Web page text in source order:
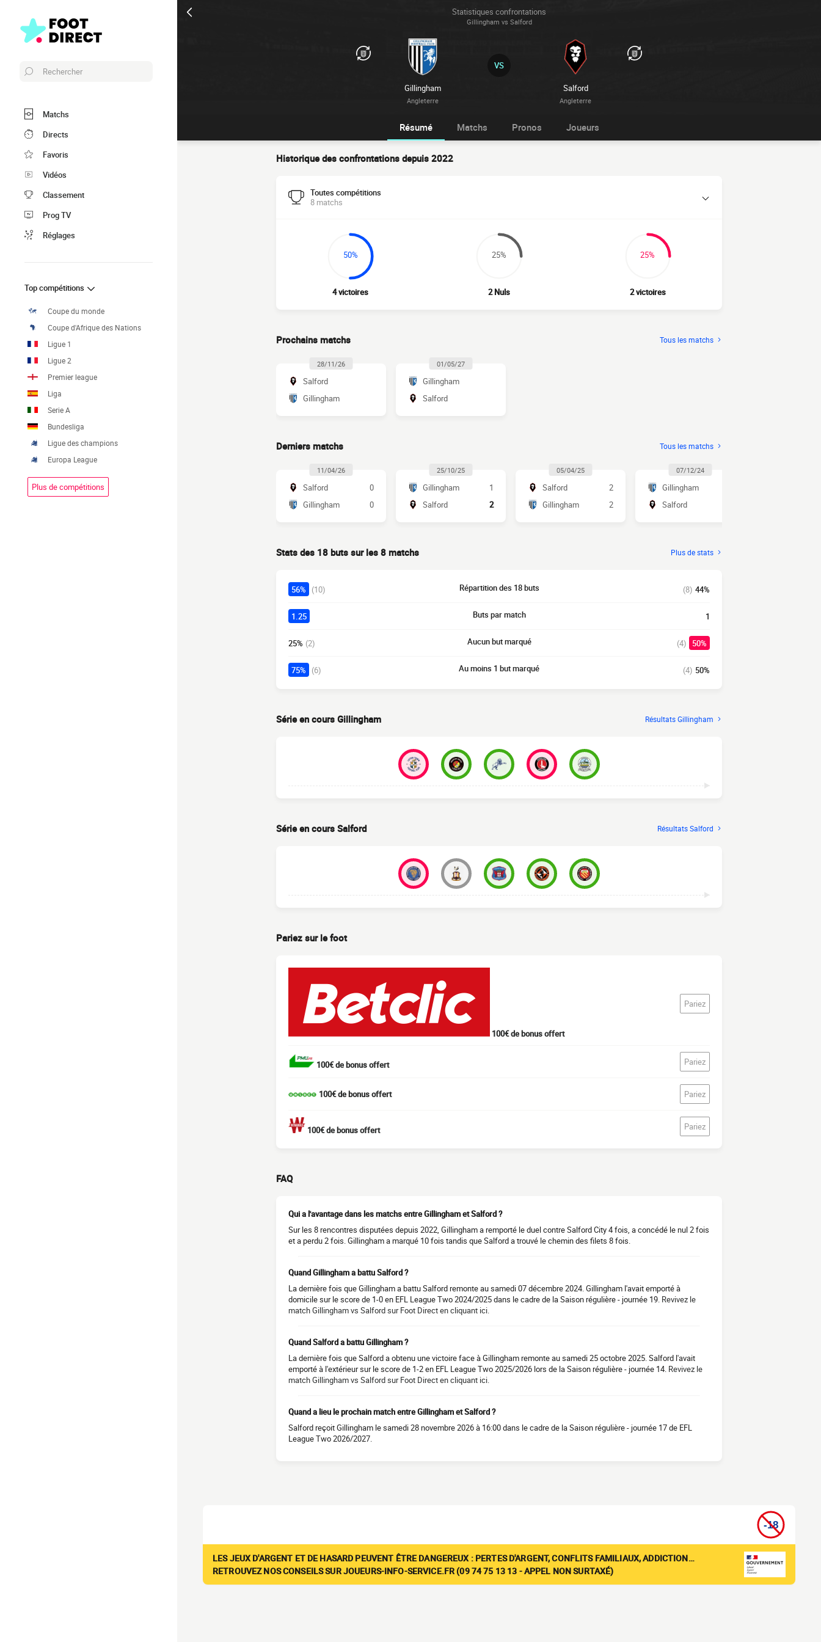
Statistiques confrontations
Gillingham vs Salford
Gillingham
Angleterre
Salford
Angleterre
VS
Rechercher
Matchs
Directs
Favoris
Vidéos
Classement
Prog TV
Réglages
Top compétitions
Coupe du monde
Coupe d'Afrique des Nations
Ligue 1
Ligue 2
Premier league
Liga
Serie A
Bundesliga
Ligue des champions
Europa League
Plus de compétitions
Résumé Matchs Pronos Joueurs
Historique des confrontations depuis 2022
Toutes compétitions
8 matchs
50%
4 victoires
25%
2 Nuls
25%
2 victoires
Prochains matchs Tous les matchs
28/11/26
Salford
Gillingham
01/05/27
Gillingham
Salford
Derniers matchs Tous les matchs
11/04/26
Salford
0
Gillingham
0
25/10/25
Gillingham
1
Salford
2
05/04/25
Salford
2
Gillingham
2
07/12/24
Gillingham
Salford
Stats des 18 buts sur les 8 matchs Plus de stats
56% (10) Répartition des 18 buts (8) 44%
1.25 Buts par match 1
25% (2) Aucun but marqué (4) 50%
75% (6) Au moins 1 but marqué (4) 50%
Série en cours Gillingham Résultats Gillingham
Série en cours Salford Résultats Salford
Pariez sur le foot
100€ de bonus offert
Pariez
100€ de bonus offert Pariez
100€ de bonus offert Pariez
100€ de bonus offert Pariez
FAQ
Qui a l'avantage dans les matchs entre Gillingham et Salford ?
Sur les 8 rencontres disputées depuis 2022, Gillingham a remporté le duel contre Salford City 4 fois, a concédé le nul 2 fois
et a perdu 2 fois. Gillingham a marqué 10 fois tandis que Salford a trouvé le chemin des filets 8 fois.
Quand Gillingham a battu Salford ?
La dernière fois que Gillingham a battu Salford remonte au samedi 07 décembre 2024. Gillingham l'avait emporté à
domicile sur le score de 1-0 en EFL League Two 2024/2025 dans le cadre de la Saison régulière - journée 19. Revivez le
match Gillingham vs Salford sur Foot Direct en cliquant ici.
Quand Salford a battu Gillingham ?
La dernière fois que Salford a obtenu une victoire face à Gillingham remonte au samedi 25 octobre 2025. Salford l'avait
emporté à l'extérieur sur le score de 1-2 en EFL League Two 2025/2026 lors de la Saison régulière - journée 14. Revivez le
match Gillingham vs Salford sur Foot Direct en cliquant ici.
Quand a lieu le prochain match entre Gillingham et Salford ?
Salford reçoit Gillingham le samedi 28 novembre 2026 à 16:00 dans le cadre de la Saison régulière - journée 17 de EFL
League Two 2026/2027.
LES JEUX D'ARGENT ET DE HASARD PEUVENT ÊTRE DANGEREUX : PERTES D'ARGENT, CONFLITS FAMILIAUX, ADDICTION…
RETROUVEZ NOS CONSEILS SUR JOUEURS-INFO-SERVICE.FR (09 74 75 13 13 - APPEL NON SURTAXÉ)